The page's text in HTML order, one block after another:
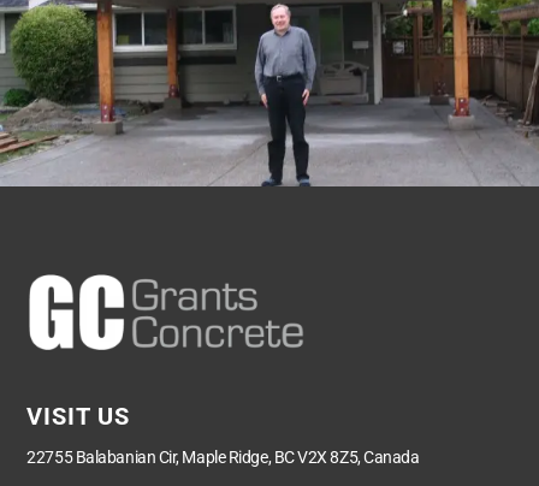
VISIT US
22755 Balabanian Cir, Maple Ridge, BC V2X 8Z5, Canada